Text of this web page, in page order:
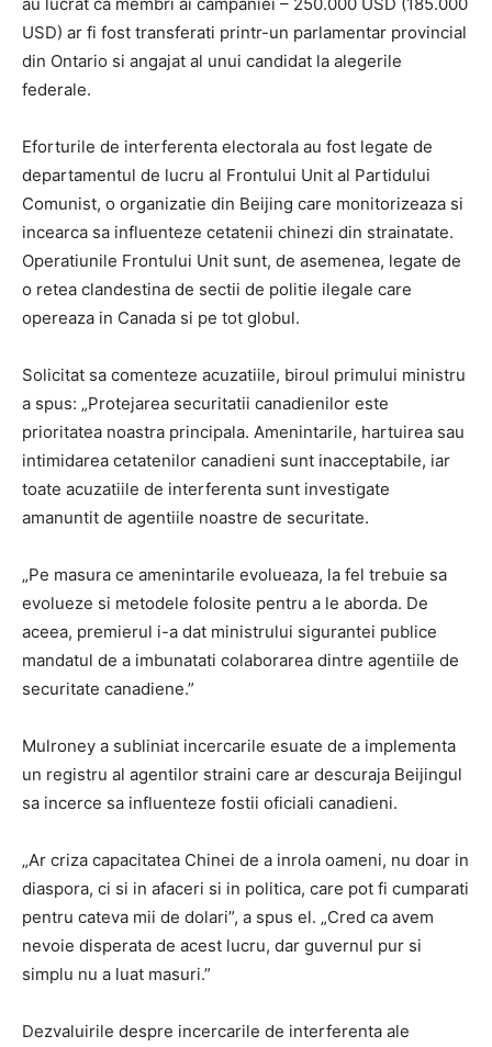
USD) ar fi fost transferati printr-un parlamentar provincial
din Ontario si angajat al unui candidat la alegerile
federale.
Eforturile de interferenta electorala au fost legate de
departamentul de lucru al Frontului Unit al Partidului
Comunist, o organizatie din Beijing care monitorizeaza si
incearca sa influenteze cetatenii chinezi din strainatate.
Operatiunile Frontului Unit sunt, de asemenea, legate de
o retea clandestina de sectii de politie ilegale care
opereaza in Canada si pe tot globul.
Solicitat sa comenteze acuzatiile, biroul primului ministru
a spus: „Protejarea securitatii canadienilor este
prioritatea noastra principala. Amenintarile, hartuirea sau
intimidarea cetatenilor canadieni sunt inacceptabile, iar
toate acuzatiile de interferenta sunt investigate
amanuntit de agentiile noastre de securitate.
„Pe masura ce amenintarile evolueaza, la fel trebuie sa
evolueze si metodele folosite pentru a le aborda. De
aceea, premierul i-a dat ministrului sigurantei publice
mandatul de a imbunatati colaborarea dintre agentiile de
securitate canadiene.”
Mulroney a subliniat incercarile esuate de a implementa
un registru al agentilor straini care ar descuraja Beijingul
sa incerce sa influenteze fostii oficiali canadieni.
„Ar criza capacitatea Chinei de a inrola oameni, nu doar in
diaspora, ci si in afaceri si in politica, care pot fi cumparati
pentru cateva mii de dolari”, a spus el. „Cred ca avem
nevoie disperata de acest lucru, dar guvernul pur si
simplu nu a luat masuri.”
Dezvaluirile despre incercarile de interferenta ale